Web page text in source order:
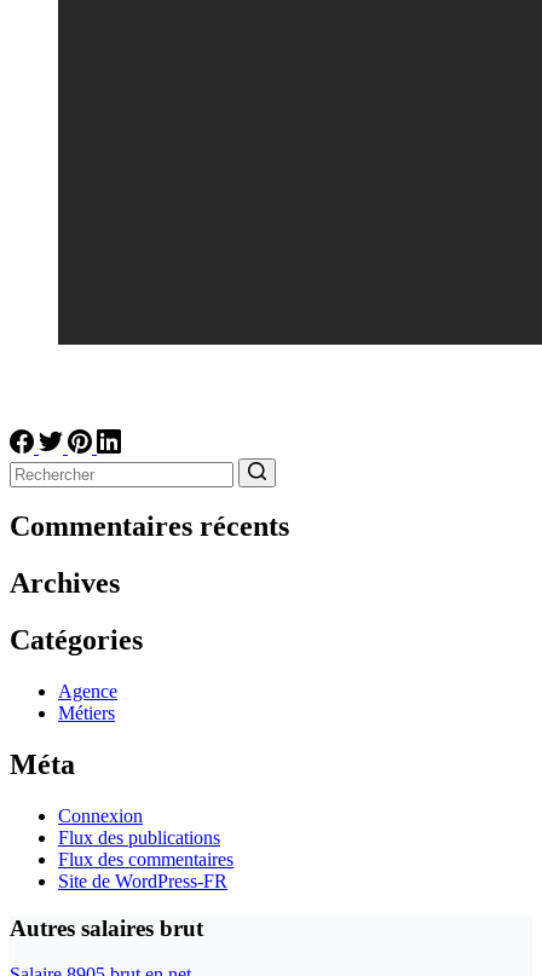
résultat
Commentaires récents
Archives
Catégories
Agence
Métiers
Méta
Connexion
Flux des publications
Flux des commentaires
Site de WordPress-FR
Autres salaires brut